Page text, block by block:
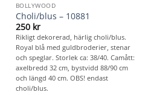
BOLLYWOOD
Choli/blus – 10881
250 kr
Rikligt dekorerad, härlig choli/blus.
Royal blå med guldbroderier, stenar
och speglar. Storlek ca: 38/40. Camått:
axelbredd 32 cm, bystvidd 88/90 cm
och längd 40 cm. OBS! endast
choli/blus.